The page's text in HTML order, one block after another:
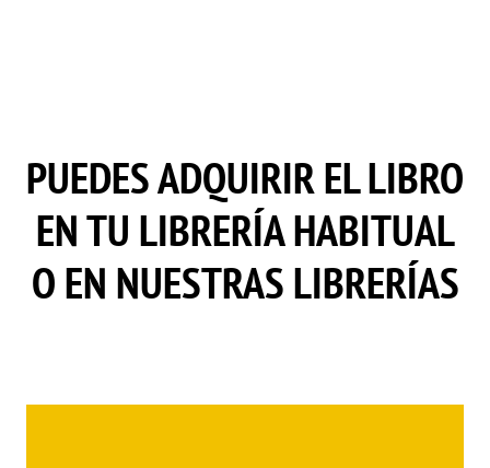
PUEDES ADQUIRIR EL LIBRO
EN TU LIBRERÍA HABITUAL
O EN NUESTRAS LIBRERÍAS